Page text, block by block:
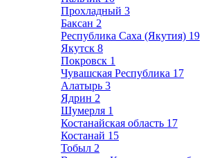
Прохладный 3
Баксан 2
Республика Саха (Якутия) 19
Якутск 8
Покровск 1
Чувашская Республика 17
Алатырь 3
Ядрин 2
Шумерля 1
Костанайская область 17
Костанай 15
Тобыл 2